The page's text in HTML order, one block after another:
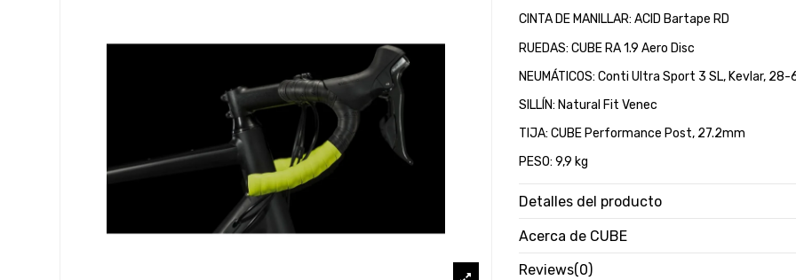
CINTA DE MANILLAR: ACID Bartape RD
RUEDAS: CUBE RA 1.9 Aero Disc
NEUMÁTICOS: Conti Ultra Sport 3 SL, Kevlar,
SILLÍN: Natural Fit Venec
TIJA: CUBE Performance Post, 27.2mm
PESO: 9,9 kg
Detalles del producto
Acerca de CUBE
Reviews(0)